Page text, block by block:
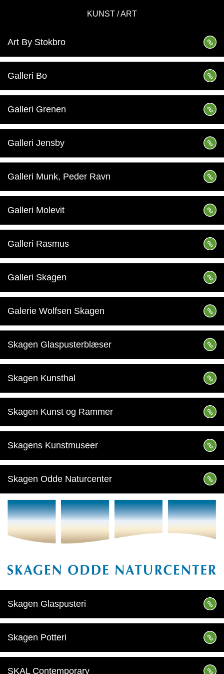
KUNST / ART
Art By Stokbro
Galleri Bo
Galleri Grenen
Galleri Jensby
Galleri Munk, Peder Ravn
Galleri Molevit
Galleri Rasmus
Galleri Skagen
Galerie Wolfsen Skagen
Skagen Glaspusterblæser
Skagen Kunsthal
Skagen Kunst og Rammer
Skagens Kunstmuseer
Skagen Odde Naturcenter
Skagen Glaspusteri
Skagen Potteri
SKAL Contemporary